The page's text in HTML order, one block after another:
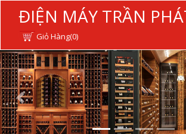
ĐIỆN MÁY TRẦN
Giỏ Hàng(0)